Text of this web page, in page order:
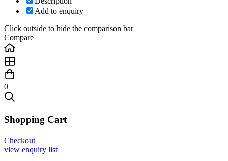
Add to enquiry
Click outside to hide the comparison bar
Compare
0
Shopping Cart
Checkout
view enquiry list